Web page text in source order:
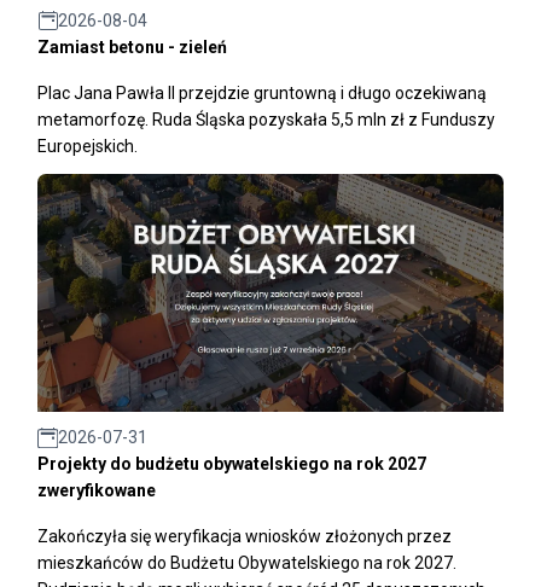
2026-08-04
Zamiast betonu - zieleń
Plac Jana Pawła II przejdzie gruntowną i długo oczekiwaną
metamorfozę. Ruda Śląska pozyskała 5,5 mln zł z Funduszy
Europejskich.
2026-07-31
Projekty do budżetu obywatelskiego na rok 2027
zweryfikowane
Zakończyła się weryfikacja wniosków złożonych przez
mieszkańców do Budżetu Obywatelskiego na rok 2027.